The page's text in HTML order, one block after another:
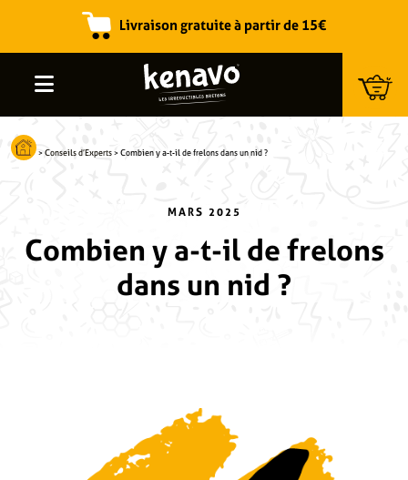
>Conseils d’Experts>Combien y a-t-il de frelons dans un nid ?
MARS 2025
Combien y a-t-il de frelons
dans un nid ?
Livraison gratuite à partir de 15€